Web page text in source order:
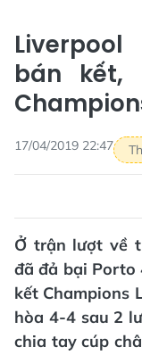
bán kết,
17/04/2019 22:47
Ở trận lượt về
đã đả bại Porto
kết Champions
hòa 4-4 sau 2
chia tay cúp